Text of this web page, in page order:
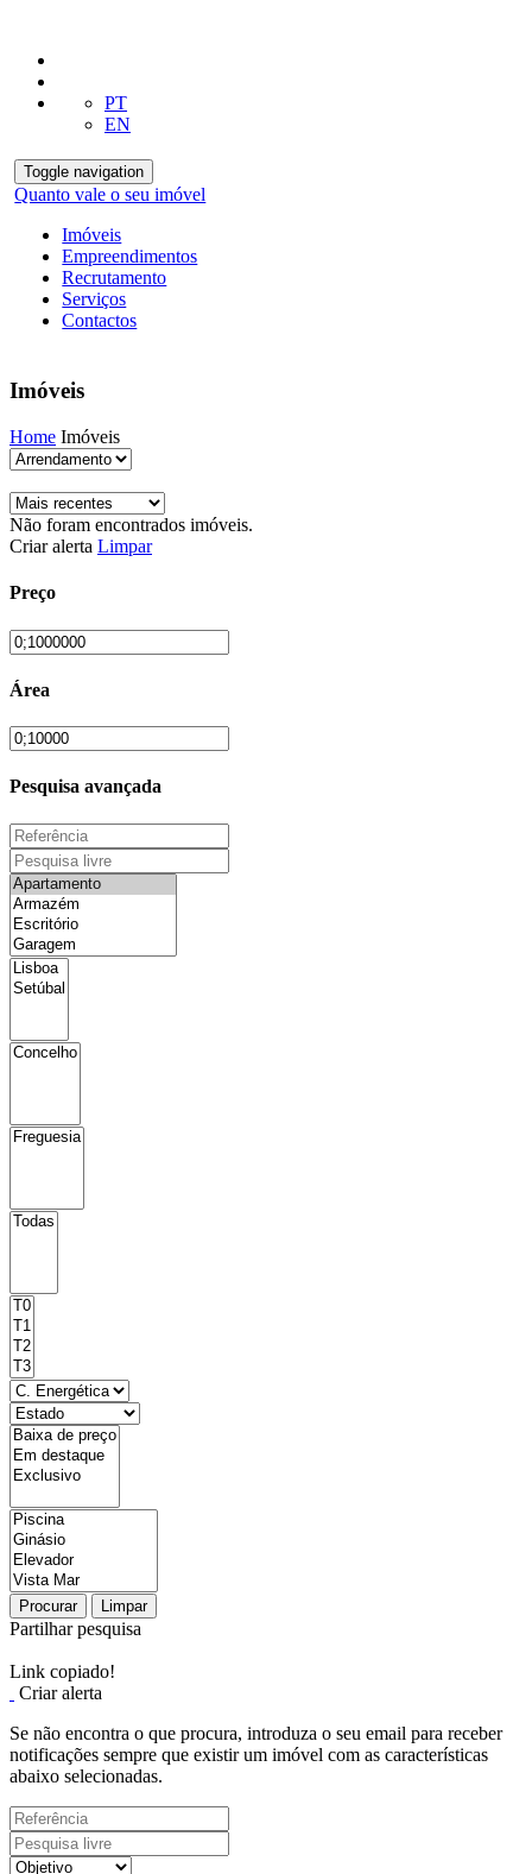
PT
EN
Toggle navigation
Quanto vale o seu imóvel
Imóveis
Empreendimentos
Recrutamento
Serviços
Contactos
Imóveis
Home Imóveis
Não foram encontrados imóveis.
Criar alerta Limpar
Preço
Área
Pesquisa avançada
Procurar Limpar
Partilhar pesquisa
Link copiado!
Criar alerta
Se não encontra o que procura, introduza o seu email para receber
notificações sempre que existir um imóvel com as características
abaixo selecionadas.